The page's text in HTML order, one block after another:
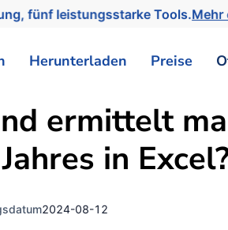
fünf leistungsstarke Tools.Mehr
Herunterladen Preise
ermittelt
in
2024-08-12